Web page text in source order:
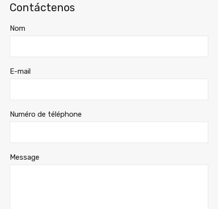
Contáctenos
Nom
E-mail
Numéro de téléphone
Message